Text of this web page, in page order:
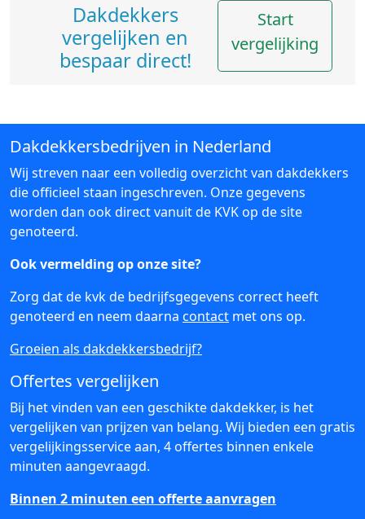
Dakdekkers
vergelijken en
bespaar direct!
Start
vergelijking
Dakdekkersbedrijven in Nederland
Wij streven naar een volledig overzicht van dakdekkers
die officieel staan ingeschreven. Onze gegevens
worden dan ook direct vanuit de KVK op de site
genoteerd.
Ook vermelding op onze site?
Zorg dat de kvk de bedrijfsgegevens correct heeft
genoteerd en neem daarna contact met ons op.
Groeien als dakdekkersbedrijf?
Offertes vergelijken
Bij het vinden van een geschikte dakdekker, is het
vergelijken van prijzen van belang. Wij bieden een gratis
vergelijkingsservice aan, 4 offertes binnen enkele
minuten aangevraagd.
Binnen 2 minuten een offerte aanvragen